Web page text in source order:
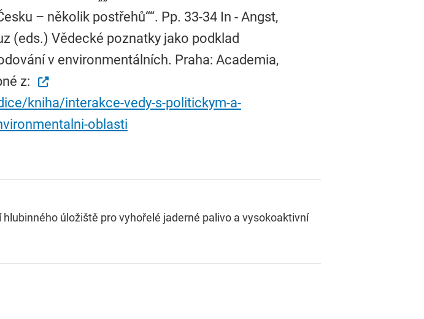
– několik postřehů““. Pp. 33-34 In - Angst,
(eds.) Vědecké poznatky jako podklad
v environmentálních. Praha: Academia,
z:
kniha/interakce-vedy-s-politickym-a-
oblasti
úložiště pro vyhořelé jaderné palivo a vysokoaktivní